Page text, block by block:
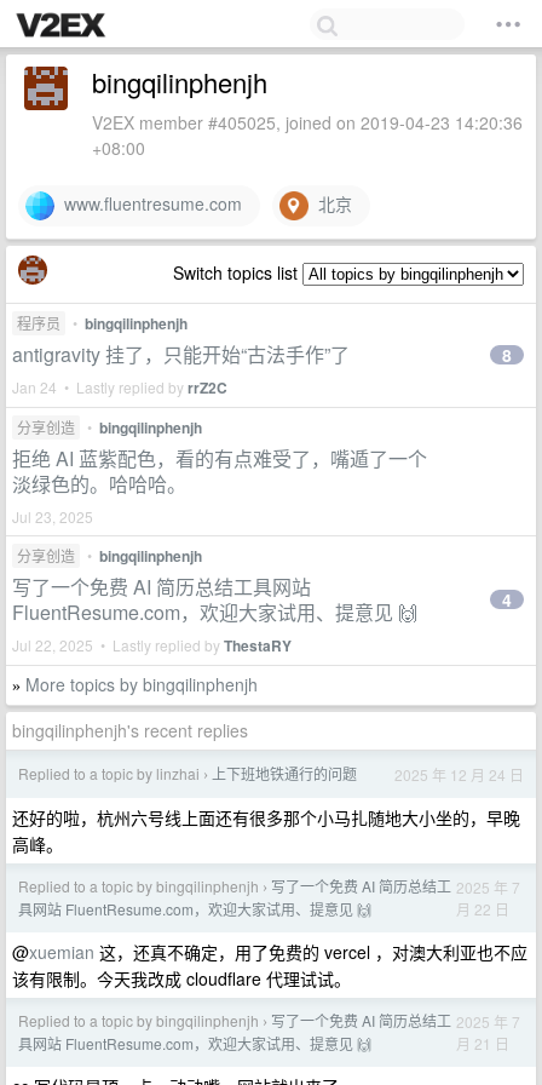
bingqilinphenjh
V2EX member #405025, joined on 2019-04-23 14:20:36
+08:00
www.fluentresume.com 北京
Switch topics list
程序员 • bingqilinphenjh
antigravity 挂了，只能开始“古法手作”了
Jan 24 • Lastly replied byrrZ2C
8
分享创造 • bingqilinphenjh
拒绝 AI 蓝紫配色，看的有点难受了，嘴遁了一个
淡绿色的。哈哈哈。
Jul 23, 2025
分享创造
• bingqilinphenjh
写了一个免费 AI 简历总结工具网站
FluentResume.com，欢迎大家试用、提意见 🙌
Jul 22, 2025 • Lastly replied byThestaRY
4
» More topics by bingqilinphenjh
bingqilinphenjh's recent replies
Replied to a topic by linzhai › 上下班地铁通行的问题 2025 年 12 月 24 日
还好的啦，杭州六号线上面还有很多那个小马扎随地大小坐的，早晚
高峰。
Replied to a topic by bingqilinphenjh › 写了一个免费 AI 简历总结工
具网站 FluentResume.com，欢迎大家试用、提意见 🙌
2025 年 7
月 22 日
@xuemian 这，还真不确定，用了免费的 vercel ，对澳大利亚也不应
该有限制。今天我改成 cloudflare 代理试试。
Replied to a topic by bingqilinphenjh › 写了一个免费 AI 简历总结工
具网站 FluentResume.com，欢迎大家试用、提意见 🙌
2025 年 7
月 21 日